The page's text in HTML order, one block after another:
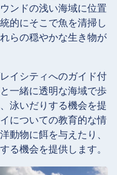
ンドの浅い海域に位置
的にそこで魚を清掃し
らの穏やかな生き物が
イシティへのガイド付
一緒に透明な海域で歩
泳いだりする機会を提
についての教育的な情
動物に餌を与えたり、
る機会を提供します。